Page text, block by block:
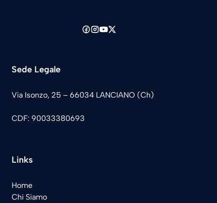
Sede Legale
Via Isonzo, 25 – 66034 LANCIANO (Ch)
CDF: 90033380693
Links
Home
Chi Siamo